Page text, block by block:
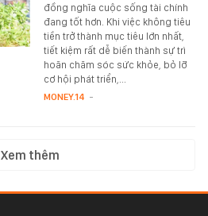
đồng nghĩa cuộc sống tài chính
đang tốt hơn. Khi việc không tiêu
tiền trở thành mục tiêu lớn nhất,
tiết kiệm rất dễ biến thành sự trì
hoãn chăm sóc sức khỏe, bỏ lỡ
cơ hội phát triển,...
MONEY.14 -
Xem thêm